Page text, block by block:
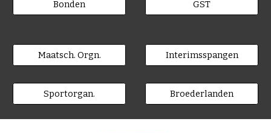
Bonden GST
Maatsch. Orgn.
Sportorgan.
Interimsspangen
Broederlanden